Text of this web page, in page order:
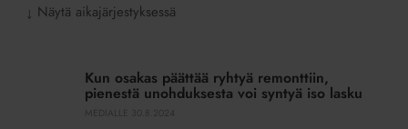
↓ Näytä aikajärjestyksessä
Kun osakas päättää ryhtyä remonttiin,
pienestä unohduksesta voi syntyä iso lasku